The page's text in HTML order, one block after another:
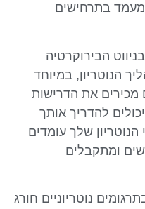
בתרחישים
הבירוקרטיה
הנוטריון, במיוחד
את הדרישות
להדריך אותך
שלך עומדים
ומתקבלים
נוטריוניים חורג